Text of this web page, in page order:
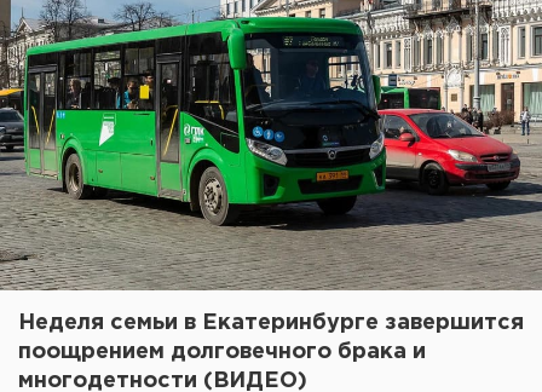
Неделя семьи в Екатеринбурге завершится
поощрением долговечного брака и
многодетности (ВИДЕО)